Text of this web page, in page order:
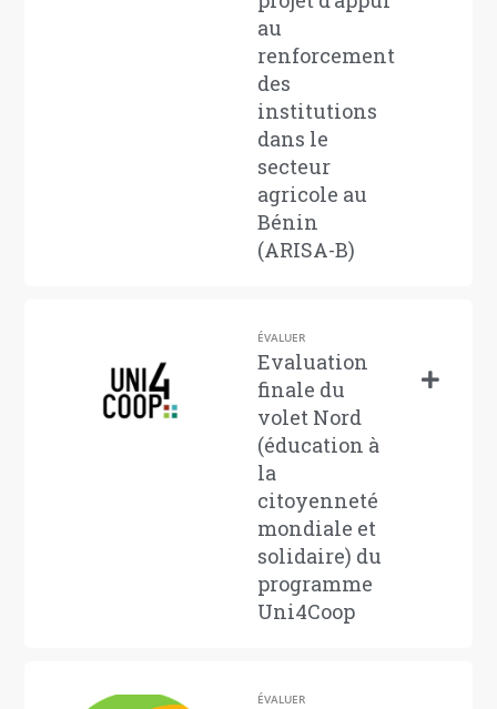
au
renforcement
des
institutions
dans le
secteur
agricole au
Bénin
(ARISA-B)
ÉVALUER
Evaluation
finale du
volet Nord
(éducation à
la
citoyenneté
mondiale et
solidaire) du
programme
Uni4Coop
ÉVALUER